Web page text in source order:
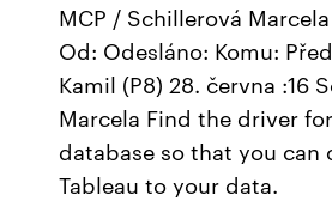
MCP / Schillerová
Od: Odesláno: Komu:
Kamil (P8) 28. června :16
Marcela Find the driver
database so that you can
Tableau to your data.